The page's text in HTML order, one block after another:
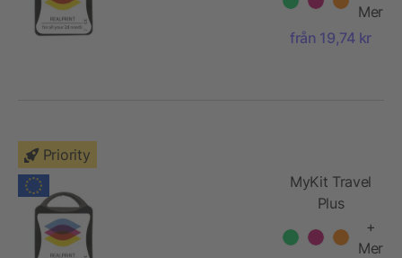
Mer
från 19,74 kr
Priority
MyKit Travel
Plus
+
Mer